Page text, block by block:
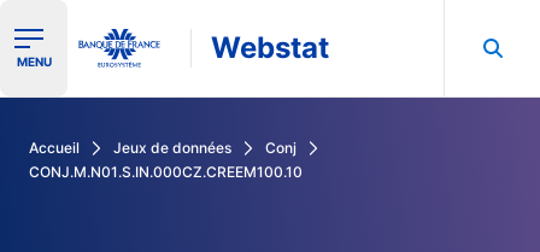
Ouvrir le menu de navigation
MENU Webstat
Accueil Jeux de données
Conj
CONJ.M.N01.S.IN.000CZ.CREEM100.10